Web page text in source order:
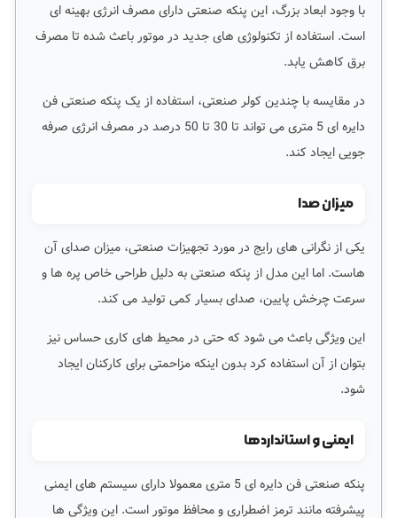
با وجود ابعاد بزرگ، این پنکه صنعتی دارای مصرف انرژی بهینه ای
است. استفاده از تکنولوژی های جدید در موتور باعث شده تا مصرف
برق کاهش یابد.
در مقایسه با چندین کولر صنعتی، استفاده از یک پنکه صنعتی فن
دایره ای 5 متری می تواند تا 30 تا 50 درصد در مصرف انرژی صرفه
جویی ایجاد کند.
میزان صدا
یکی از نگرانی های رایج در مورد تجهیزات صنعتی، میزان صدای آن
هاست. اما این مدل از پنکه صنعتی به دلیل طراحی خاص پره ها و
سرعت چرخش پایین، صدای بسیار کمی تولید می کند.
این ویژگی باعث می شود که حتی در محیط های کاری حساس نیز
بتوان از آن استفاده کرد بدون اینکه مزاحمتی برای کارکنان ایجاد
شود.
ایمنی و استانداردها
پنکه صنعتی فن دایره ای 5 متری معمولا دارای سیستم های ایمنی
پیشرفته مانند ترمز اضطراری و محافظ موتور است. این ویژگی ها